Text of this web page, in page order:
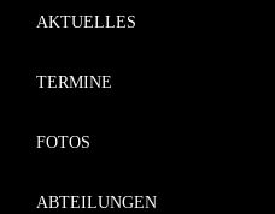
AKTUELLES
TERMINE
FOTOS
ABTEILUNGEN